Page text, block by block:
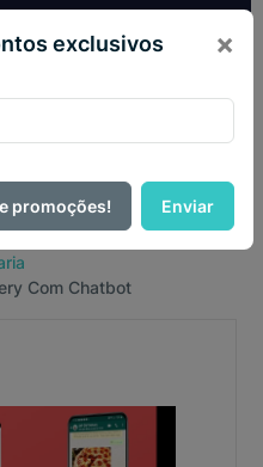
OFF em todo o site no mês
Com Chatbot
exclusivos ×
promoções! Enviar